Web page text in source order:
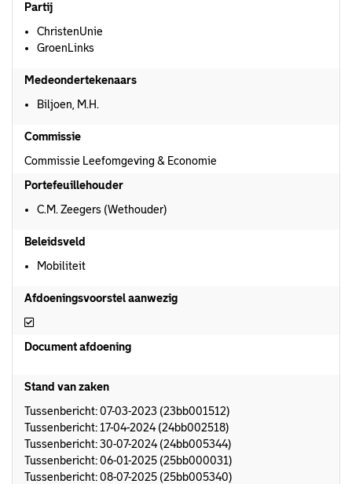
Partij
ChristenUnie
GroenLinks
Medeondertekenaars
Biljoen, M.H.
Commissie
Commissie Leefomgeving & Economie
Portefeuillehouder
C.M. Zeegers (Wethouder)
Beleidsveld
Mobiliteit
Afdoeningsvoorstel aanwezig
Afdoeningsvoorstel aanwezig
Document afdoening
Stand van zaken
Tussenbericht: 07-03-2023 (23bb001512)
Tussenbericht: 17-04-2024 (24bb002518)
Tussenbericht: 30-07-2024 (24bb005344)
Tussenbericht: 06-01-2025 (25bb000031)
Tussenbericht: 08-07-2025 (25bb005340)